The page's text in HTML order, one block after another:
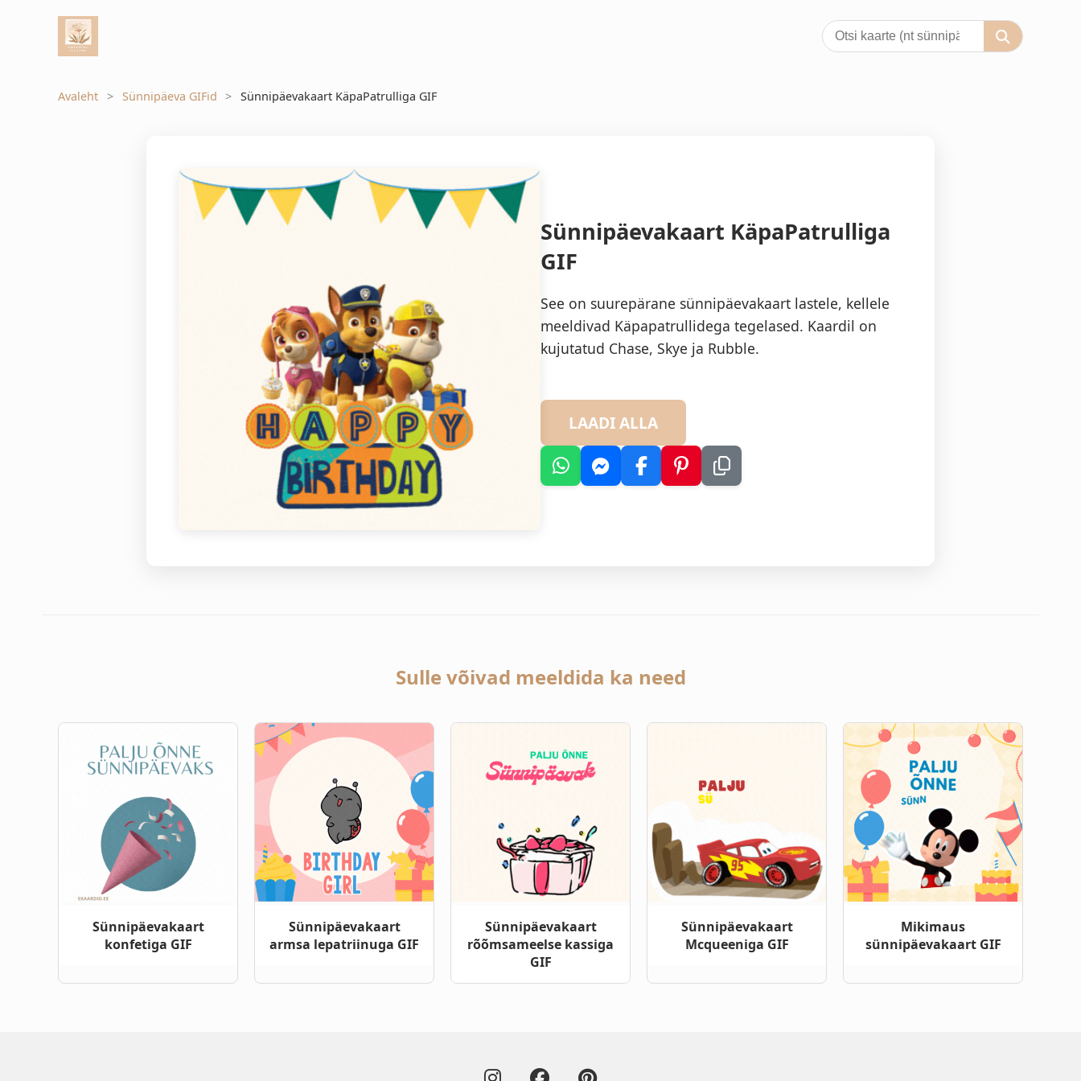
Avaleht Sünnipäeva GIFid Sünnipäevakaart KäpaPatrulliga GIF
Sünnipäevakaart KäpaPatrulliga
GIF
See on suurepärane sünnipäevakaart lastele, kellele
meeldivad Käpapatrullidega tegelased. Kaardil on
kujutatud Chase, Skye ja Rubble.
LAADI ALLA
Sulle võivad meeldida ka need
Sünnipäevakaart
konfetiga GIF
Sünnipäevakaart
armsa lepatriinuga GIF
Sünnipäevakaart
rõõmsameelse kassiga
GIF
Sünnipäevakaart
Mcqueeniga GIF
Mikimaus
sünnipäevakaart GIF